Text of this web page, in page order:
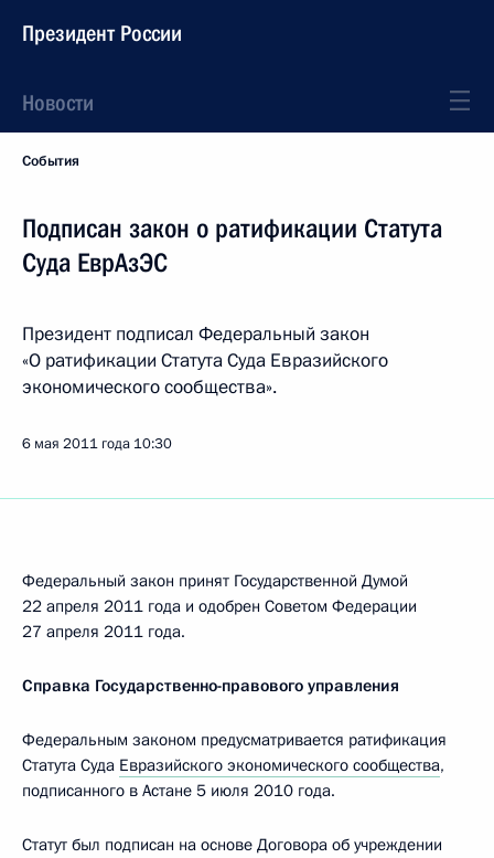
Президент России
Новости
События
Подписан закон о ратификации Статута
Суда ЕврАзЭС
Президент подписал Федеральный закон
«О ратификации Статута Суда Евразийского
экономического сообщества».
6 мая 2011 года 10:30
Федеральный закон принят Государственной Думой
22 апреля 2011 года и одобрен Советом Федерации
27 апреля 2011 года.
Справка Государственно-правового управления
Федеральным законом предусматривается ратификация
Статута Суда Евразийского экономического сообщества,
подписанного в Астане 5 июля 2010 года.
Статут был подписан на основе Договора об учреждении